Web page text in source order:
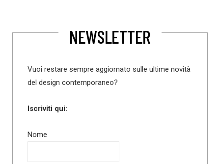
NEWSLETTER
Vuoi restare sempre aggiornato sulle ultime novità
del design contemporaneo?
Iscriviti qui:
Nome